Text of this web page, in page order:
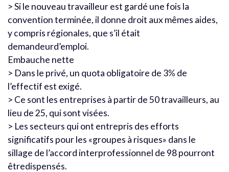
> Si le nouveau travailleur est gardé une fois la
convention terminée, il donne droit aux mêmes aides,
y compris régionales, que s’il était
demandeurd’emploi.
Embauche nette
> Dans le privé, un quota obligatoire de 3% de
l’effectif est exigé.
> Ce sont les entreprises à partir de 50 travailleurs, au
lieu de 25, qui sont visées.
> Les secteurs qui ont entrepris des efforts
significatifs pour les «groupes à risques» dans le
sillage de l’accord interprofessionnel de 98 pourront
êtredispensés.